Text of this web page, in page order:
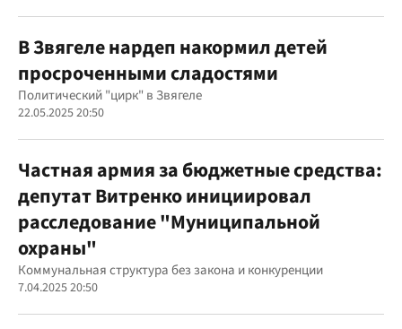
В Звягеле нардеп накормил детей
просроченными сладостями
Политический "цирк" в Звягеле
22.05.2025 20:50
Частная армия за бюджетные средства:
депутат Витренко инициировал
расследование "Муниципальной
охраны"
Коммунальная структура без закона и конкуренции
7.04.2025 20:50